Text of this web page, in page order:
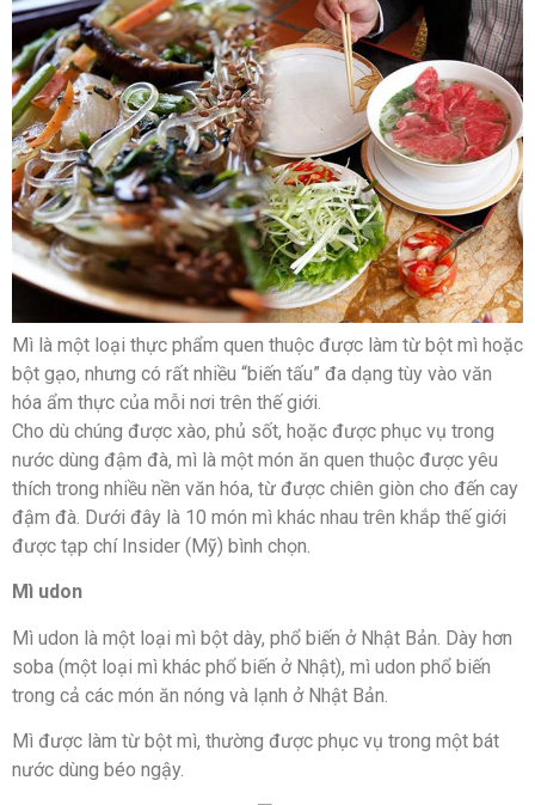
Mì là một loại thực phẩm quen thuộc được làm từ bột mì hoặc
bột gạo, nhưng có rất nhiều “biến tấu” đa dạng tùy vào văn
hóa ẩm thực của mỗi nơi trên thế giới.
Cho dù chúng được xào, phủ sốt, hoặc được phục vụ trong
nước dùng đậm đà, mì là một món ăn quen thuộc được yêu
thích trong nhiều nền văn hóa, từ được chiên giòn cho đến cay
đậm đà. Dưới đây là 10 món mì khác nhau trên khắp thế giới
được tạp chí Insider (Mỹ) bình chọn.
Mì udon
Mì udon là một loại mì bột dày, phổ biến ở Nhật Bản. Dày hơn
soba (một loại mì khác phổ biến ở Nhật), mì udon phổ biến
trong cả các món ăn nóng và lạnh ở Nhật Bản.
Mì được làm từ bột mì, thường được phục vụ trong một bát
nước dùng béo ngậy.